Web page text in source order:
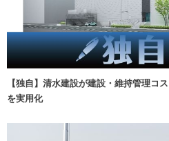
【独自】清水建設が建設・維持管理コ
を実用化